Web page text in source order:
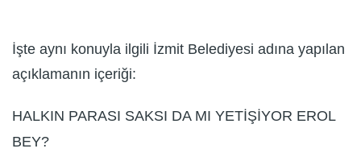
İşte aynı konuyla ilgili İzmit Belediyesi adına yapılan
açıklamanın içeriği:
HALKIN PARASI SAKSI DA MI YETİŞİYOR EROL
BEY?